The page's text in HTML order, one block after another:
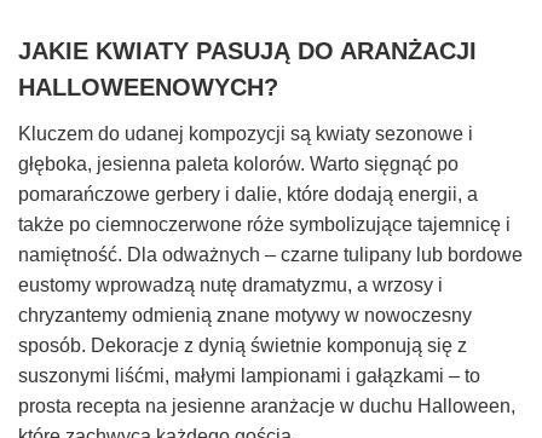
JAKIE KWIATY PASUJĄ DO ARANŻACJI
HALLOWEENOWYCH?
Kluczem do udanej kompozycji są kwiaty sezonowe i
głęboka, jesienna paleta kolorów. Warto sięgnąć po
pomarańczowe gerbery i dalie, które dodają energii, a
także po ciemnoczerwone róże symbolizujące tajemnicę i
namiętność. Dla odważnych – czarne tulipany lub bordowe
eustomy wprowadzą nutę dramatyzmu, a wrzosy i
chryzantemy odmienią znane motywy w nowoczesny
sposób. Dekoracje z dynią świetnie komponują się z
suszonymi liśćmi, małymi lampionami i gałązkami – to
prosta recepta na jesienne aranżacje w duchu Halloween,